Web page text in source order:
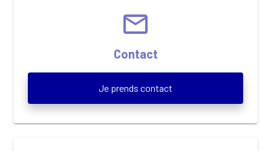
email
Contact
Je prends contact